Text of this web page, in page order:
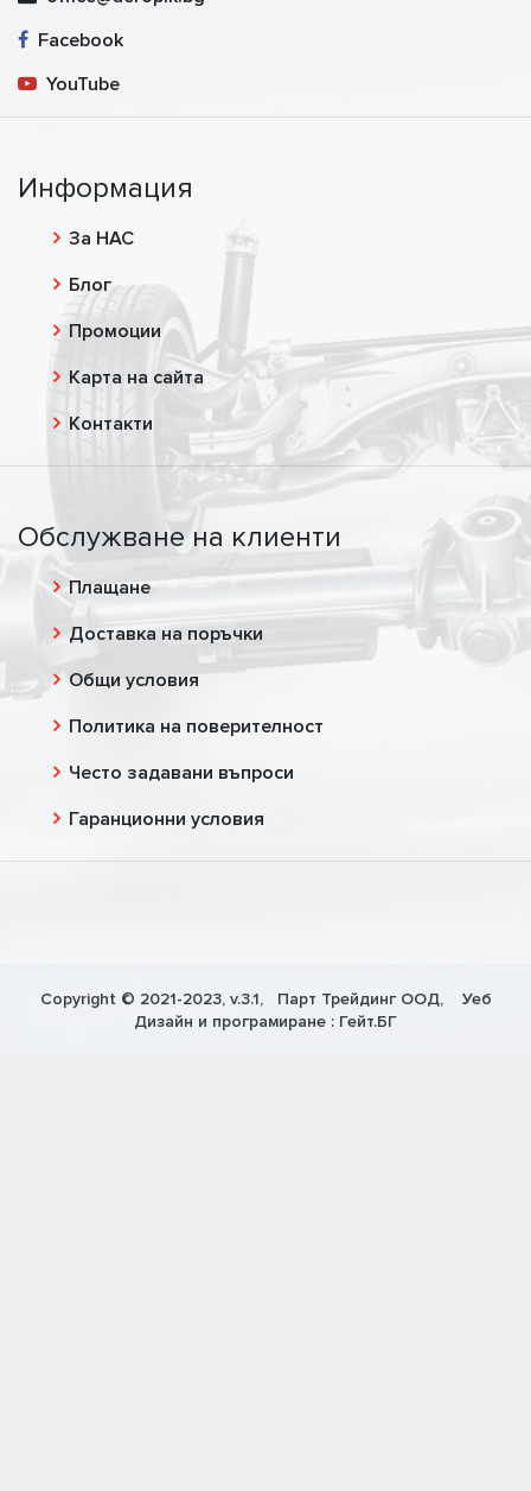
Facebook
YouTube
Информация
За НАС
Блог
Промоции
Карта на сайта
Контакти
Обслужване на клиенти
Плащане
Доставка на поръчки
Общи условия
Политика на поверителност
Често задавани въпроси
Гаранционни условия
Copyright © 2021-2023, v.3.1, Парт Трейдинг ООД, Уеб
Дизайн и програмиране : Гейт.БГ